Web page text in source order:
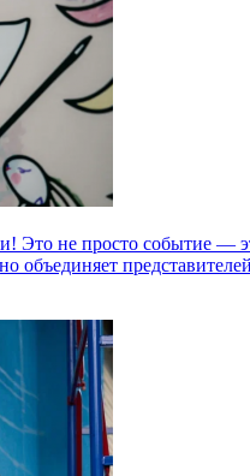
не просто событие —
объединяет